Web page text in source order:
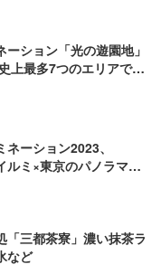
ション「光の遊園地」
上最多7つのエリアで構
ーション2023、
ルミ×東京のパノラマ夜
「三都茶寮」濃い抹茶ラ
など